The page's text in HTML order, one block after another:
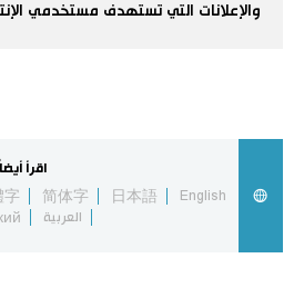
أشخاص
تجارب وآراء
اللغة اليابانية
موسوعة اليابان
تواصل معنا
والإعلانات التي تستهدف مستخدمي
اقرأ أيضاً
English
日本語
简体字
字
العربية